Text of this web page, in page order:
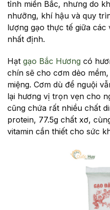
tỉnh miền Bắc, nhưng do
nhưỡng, khí hậu và quy
lượng gạo thực tế giữa
nhất định.
Hạt gạo Bắc Hương có
chín sẽ cho cơm dẻo
miệng. Cơm dù để nguội
lại hương vị trọn vẹn cho
cũng chứa rất nhiều chất
protein, 77.5g chất xơ,
vitamin cần thiết cho sức